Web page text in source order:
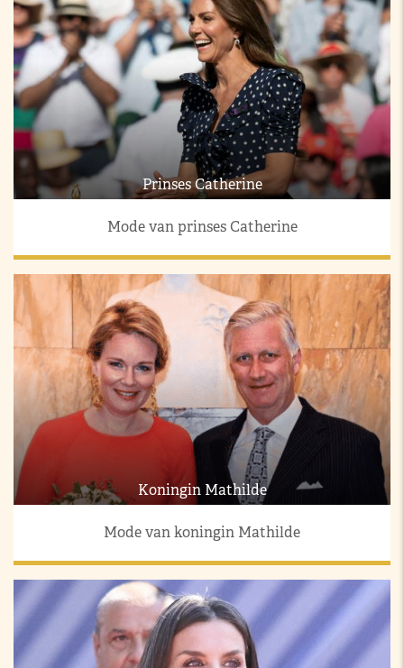
Prinses Catherine
Mode van prinses Catherine
Koningin Mathilde
Mode van koningin Mathilde